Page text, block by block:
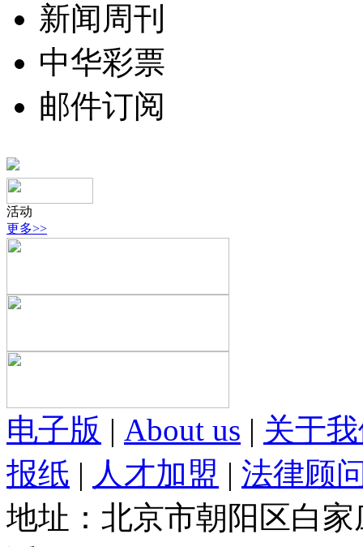
新闻周刊
中华彩票
邮件订阅
活动
更多>>
电子版 | About us | 关于
报纸 | 人才加盟 | 法律顾
地址：北京市朝阳区白